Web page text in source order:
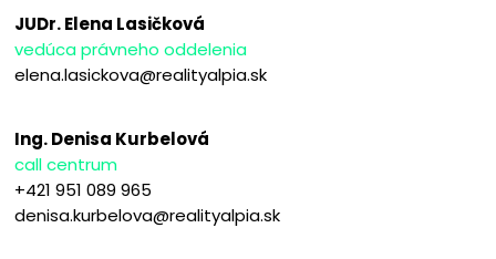
JUDr. Elena Lasičková
vedúca právneho oddelenia
elena.lasickova@realityalpia.sk
Ing. Denisa Kurbelová
call centrum
+421 951 089 965
denisa.kurbelova@realityalpia.sk